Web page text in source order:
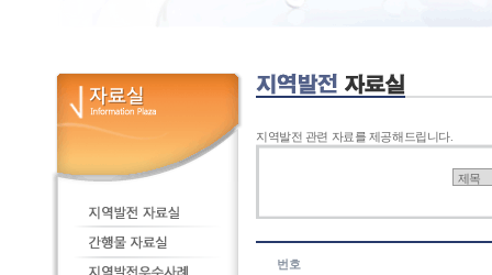
지역발전 관련 자료를 제공해드립니다.
번호